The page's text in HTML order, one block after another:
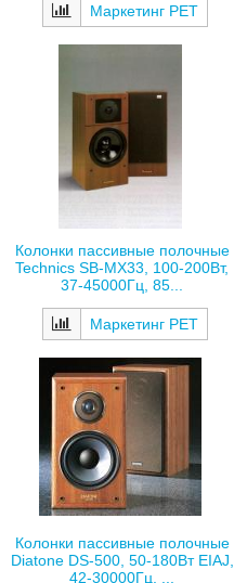
Маркетинг РЕТ
Колонки пассивные полочные
Technics SB-MX33, 100-200Вт,
37-45000Гц, 85...
Маркетинг РЕТ
Колонки пассивные полочные
Diatone DS-500, 50-180Вт EIAJ,
42-30000Гц, ...